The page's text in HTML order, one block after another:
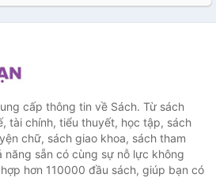
cấp thông tin về Sách. Từ sách
tài chính, tiểu thuyết, học tập, sách
chữ, sách giao khoa, sách tham
năng sẵn có cùng sự nỗ lực không
hơn 110000 đầu sách, giúp bạn có